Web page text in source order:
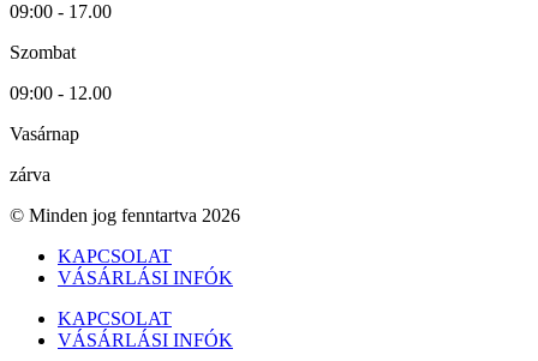
09:00 - 17.00
Szombat
09:00 - 12.00
Vasárnap
zárva
© Minden jog fenntartva 2026
KAPCSOLAT
VÁSÁRLÁSI INFÓK
KAPCSOLAT
VÁSÁRLÁSI INFÓK